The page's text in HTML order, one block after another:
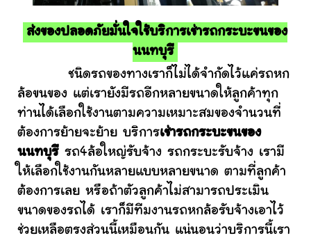
ส่งของปลอดภัยมั่นใจใช้บริการเช่ารถกระบะขนของ
นนทบุรี
ชนิดรถของทางเราก็ไม่ได้จำกัดไว้แค่รถหก
ล้อขนของ แต่เรายังมีรถอีกหลายขนาดให้ลูกค้าทุก
ท่านได้เลือกใช้งานตามความเหมาะสมของจำนวนที่
ต้องการย้ายจะย้าย บริการเช่ารถกระบะขนของ
นนทบุรี รถ4ล้อใหญ่รับจ้าง รถกระบะรับจ้าง เรามี
ให้เลือกใช้งานกันหลายแบบหลายขนาด ตามที่ลูกค้า
ต้องการเลย หรือถ้าตัวลูกค้าไม่สามารถประเมิน
ขนาดของรถได้ เราก็มีทีมงานรถหกล้อรับจ้างเอาไว้
ช่วยเหลือตรงส่วนนี้เหมือนกัน แน่นอนว่าบริการนี้เรา